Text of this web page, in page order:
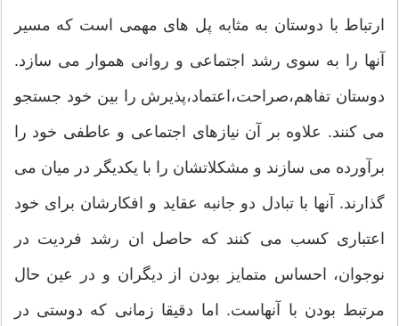
ارتباط با دوستان به مثابه پل های مهمی است که مسیر
آنها را به سوی رشد اجتماعی و روانی هموار می سازد.
دوستان تفاهم،صراحت،اعتماد،پذیرش را بین خود جستجو
می کنند. علاوه بر آن نیازهای اجتماعی و عاطفی خود را
برآورده می سازند و مشکلاتشان را با یکدیگر در میان می
گذارند. آنها با تبادل دو جانبه عقاید و افکارشان برای خود
اعتباری کسب می کنند که حاصل ان رشد فردیت در
نوجوان، احساس متمایز بودن از دیگران و در عین حال
مرتبط بودن با آنهاست. اما دقیقا زمانی که دوستی در